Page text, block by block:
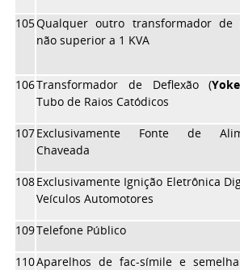
105Qualquer outro transformador de
não superior a 1 KVA
106Transformador de Deflexão (
Tubo de Raios Catódicos
107Exclusivamente Fonte de
Chaveada
108Exclusivamente Ignição Eletrônica
Veículos Automotores
109Telefone Público
110Aparelhos de fac-símile e